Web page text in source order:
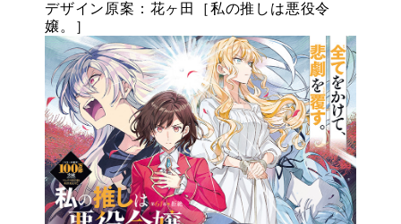
デザイン原案：花ヶ田［私の推しは悪役令
嬢。］